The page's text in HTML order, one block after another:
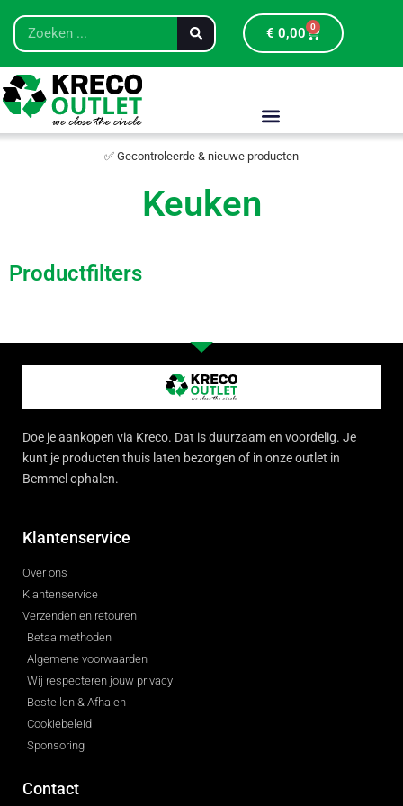
€ 0,00 0
✅ Gecontroleerde & nieuwe producten
Keuken
Productfilters
Doe je aankopen via Kreco. Dat is duurzaam en voordelig. Je
kunt je producten thuis laten bezorgen of in onze outlet in
Bemmel ophalen.
Klantenservice
Over ons
Klantenservice
Verzenden en retouren
Betaalmethoden
Algemene voorwaarden
Wij respecteren jouw privacy
Bestellen & Afhalen
Cookiebeleid
Sponsoring
Contact